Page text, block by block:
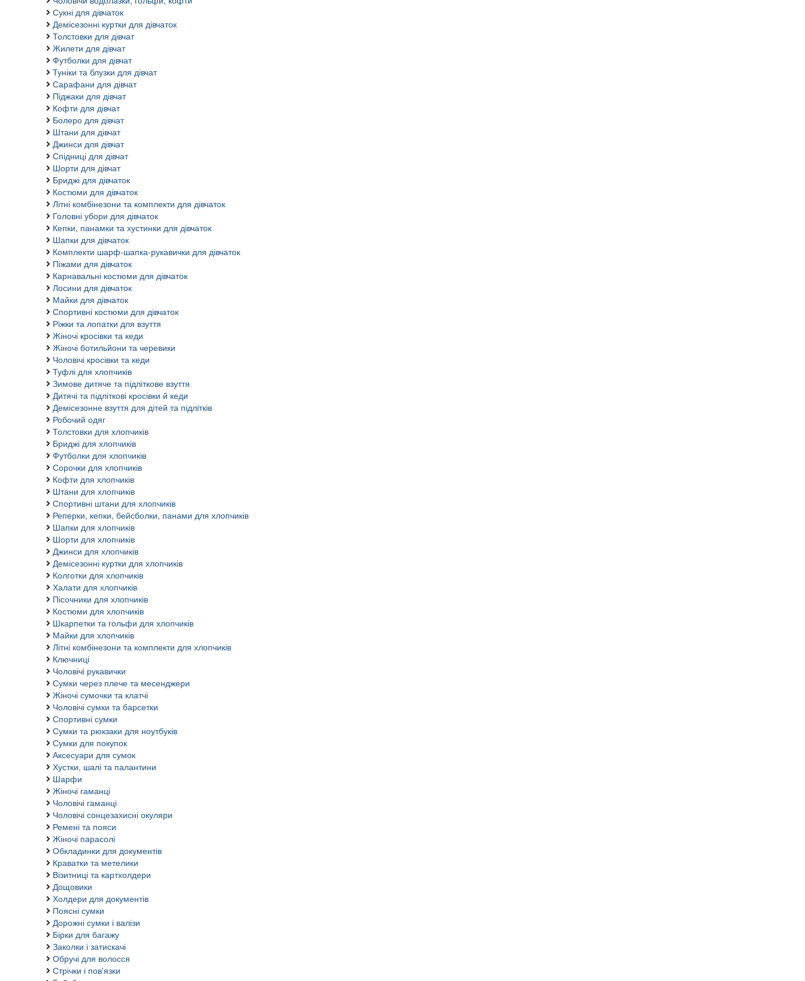
Сукні для дівчаток
Демісезонні куртки для дівчаток
Толстовки для дівчат
Жилети для дівчат
Футболки для дівчат
Туніки та блузки для дівчат
Сарафани для дівчат
Піджаки для дівчат
Кофти для дівчат
Болеро для дівчат
Штани для дівчат
Джинси для дівчат
Спідниці для дівчат
Шорти для дівчат
Бриджі для дівчаток
Костюми для дівчаток
Літні комбінезони та комплекти для дівчаток
Головні убори для дівчаток
Кепки, панамки та хустинки для дівчаток
Шапки для дівчаток
Комплекти шарф-шапка-рукавички для дівчаток
Піжами для дівчаток
Карнавальні костюми для дівчаток
Лосини для дівчаток
Майки для дівчаток
Спортивні костюми для дівчаток
Ріжки та лопатки для взуття
Жіночі кросівки та кеди
Жіночі ботильйони та черевики
Чоловічі кросівки та кеди
Туфлі для хлопчиків
Зимове дитяче та підліткове взуття
Дитячі та підліткові кросівки й кеди
Демісезонне взуття для дітей та підлітків
Робочий одяг
Толстовки для хлопчиків
Бриджі для хлопчиків
Футболки для хлопчиків
Сорочки для хлопчиків
Кофти для хлопчиків
Штани для хлопчиків
Спортивні штани для хлопчиків
Реперки, кепки, бейсболки, панами для хлопчиків
Шапки для хлопчиків
Шорти для хлопчиків
Джинси для хлопчиків
Демісезонні куртки для хлопчиків
Колготки для хлопчиків
Халати для хлопчиків
Пісочники для хлопчиків
Костюми для хлопчиків
Шкарпетки та гольфи для хлопчиків
Майки для хлопчиків
Літні комбінезони та комплекти для хлопчиків
Ключниці
Чоловічі рукавички
Сумки через плече та месенджери
Жіночі сумочки та клатчі
Чоловічі сумки та барсетки
Спортивні сумки
Сумки та рюкзаки для ноутбуків
Сумки для покупок
Аксесуари для сумок
Хустки, шалі та палантини
Шарфи
Жіночі гаманці
Чоловічі гаманці
Чоловічі сонцезахисні окуляри
Ремені та пояси
Жіночі парасолі
Обкладинки для документів
Краватки та метелики
Візитниці та картхолдери
Дощовики
Холдери для документів
Поясні сумки
Дорожні сумки і валізи
Бірки для багажу
Заколки і затискачі
Обручі для волосся
Стрічки і пов'язки